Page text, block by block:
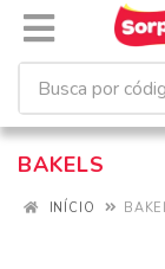
BAKELS
INÍCIO